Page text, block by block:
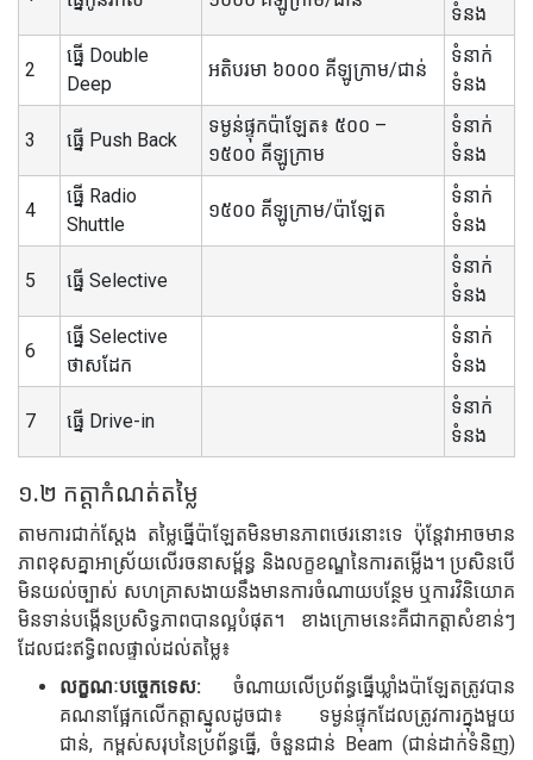
ទំនង
2
ធ្នើ Double
Deep
អតិបរមា ៦០០០ គីឡូក្រាម/ជាន់
ទំនាក់
ទំនង
3 ធ្នើ Push Back
ទម្ងន់ផ្ទុកប៉ាឡែត៖ ៥០០ –
១៥០០ គីឡូក្រាម
ទំនាក់
ទំនង
4
ធ្នើ Radio
Shuttle
១៥០០ គីឡូក្រាម/ប៉ាឡែត
ទំនាក់
ទំនង
5 ធ្នើ Selective
ទំនាក់
ទំនង
6
ធ្នើ Selective
ថាសដែក
ទំនាក់
ទំនង
7 ធ្នើ Drive-in
ទំនាក់
ទំនង
១.២ កត្តាកំណត់តម្លៃ
តាមការជាក់ស្តែង តម្លៃធ្នើប៉ាឡែតមិនមានភាពថេរនោះទេ ប៉ុន្តែវាអាចមាន
ភាពខុសគ្នាអាស្រ័យលើរចនាសម្ព័ន្ធ និងលក្ខខណ្ឌនៃការតម្លើង។ ប្រសិនបើ
មិនយល់ច្បាស់ សហគ្រាសងាយនឹងមានការចំណាយបន្ថែម ឬការវិនិយោគ
មិនទាន់បង្កើនប្រសិទ្ធភាពបានល្អបំផុត។ ខាងក្រោមនេះគឺជាកត្តាសំខាន់ៗ
ដែលជះឥទ្ធិពលផ្ទាល់ដល់តម្លៃ៖
លក្ខណៈបច្ចេកទេស: ចំណាយលើប្រព័ន្ធធ្នើឃ្លាំងប៉ាឡែតត្រូវបាន
គណនាផ្អែកលើកត្តាស្នូលដូចជា៖ ទម្ងន់ផ្ទុកដែលត្រូវការក្នុងមួយ
ជាន់, កម្ពស់សរុបនៃប្រព័ន្ធធ្នើ, ចំនួនជាន់ Beam (ជាន់ដាក់ទំនិញ)